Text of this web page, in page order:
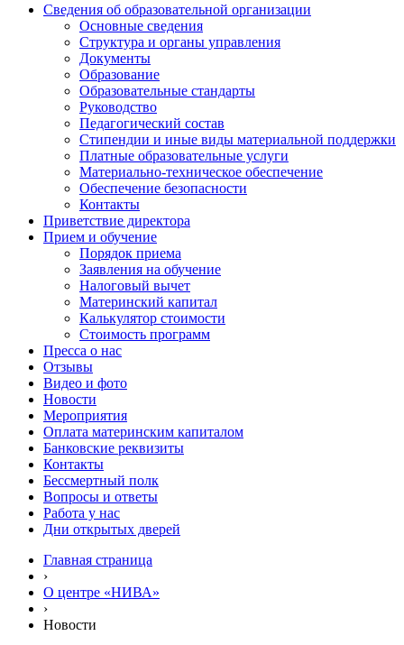
Сведения об образовательной организации
Основные сведения
Структура и органы управления
Документы
Образование
Образовательные стандарты
Руководство
Педагогический состав
Стипендии и иные виды материальной поддержки
Платные образовательные услуги
Материально-техническое обеспечение
Обеспечение безопасности
Контакты
Приветствие директора
Прием и обучение
Порядок приема
Заявления на обучение
Налоговый вычет
Материнский капитал
Калькулятор стоимости
Стоимость программ
Пресса о нас
Отзывы
Видео и фото
Новости
Мероприятия
Оплата материнским капиталом
Банковские реквизиты
Контакты
Бессмертный полк
Вопросы и ответы
Работа у нас
Дни открытых дверей
Главная страница
›
О центре «НИВА»
›
Новости